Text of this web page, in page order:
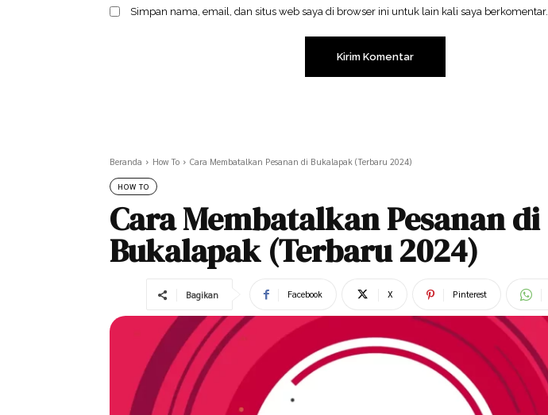
Simpan nama, email, dan situs web saya di browser ini untuk lain kali saya berkomentar.